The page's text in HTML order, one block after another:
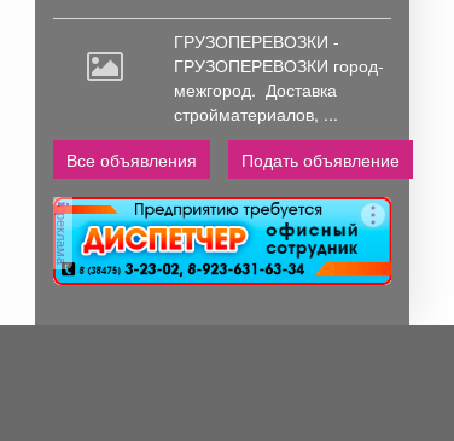
ГРУЗОПЕРЕВОЗКИ -
ГРУЗОПЕРЕВОЗКИ город-
межгород. Доставка
стройматериалов, ...
Все объявления
Подать объявление
реклама